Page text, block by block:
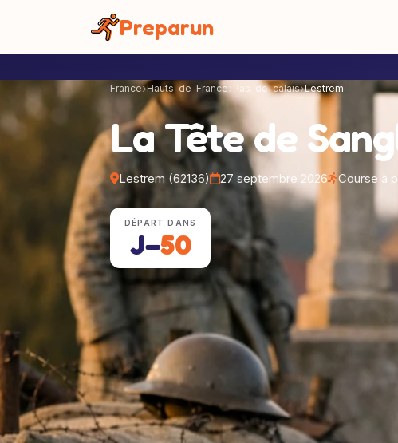
Preparun
France Hauts-de-France Pas-de-calais Lestrem
La Tête de
Lestrem (62136) 27 septembre 2026 Course à
DÉPART DANS
J−50